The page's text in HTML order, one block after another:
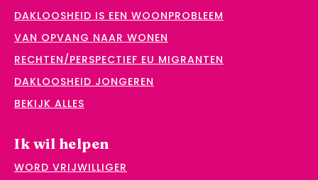
DAKLOOSHEID IS EEN WOONPROBLEEM
VAN OPVANG NAAR WONEN
RECHTEN/PERSPECTIEF EU MIGRANTEN
DAKLOOSHEID JONGEREN
BEKIJK ALLES
Ik wil helpen
WORD VRIJWILLIGER